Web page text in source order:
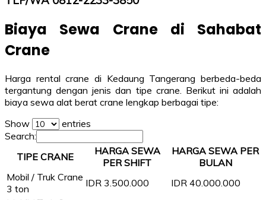
Biaya Sewa Crane di Sahabat
Crane
Harga rental crane di Kedaung Tangerang berbeda-beda
tergantung dengan jenis dan tipe crane. Berikut ini adalah
biaya sewa alat berat crane lengkap berbagai tipe:
Show
entries
Search:
TIPE CRANE
HARGA SEWA
PER SHIFT
HARGA SEWA PER
BULAN
Mobil / Truk Crane
3 ton
IDR 3.500.000
IDR 40.000.000